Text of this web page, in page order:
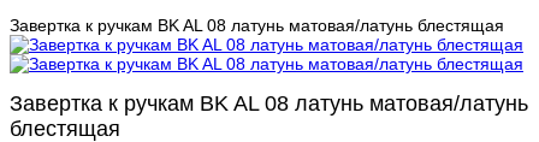
Завертка к ручкам BK AL 08 латунь матовая/латунь блестящая
Завертка к ручкам BK AL 08 латунь матовая/латунь
блестящая